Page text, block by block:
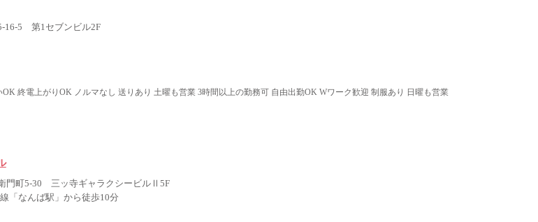
16-5 第1セブンビル2F
終電上がりOK ノルマなし 送りあり 土曜も営業 3時間以上の勤務可 自由出勤OK Wワーク歓迎 制服あり 日曜も営業
門町5-30 三ッ寺ギャラクシービルⅡ5F
「なんば駅」から徒歩10分